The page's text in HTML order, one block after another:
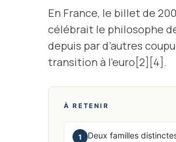
En France, le billet de
célébrait le philosophe
depuis par d’autres
transition à l’euro[2][4].
À RETENIR
1
Deux familles